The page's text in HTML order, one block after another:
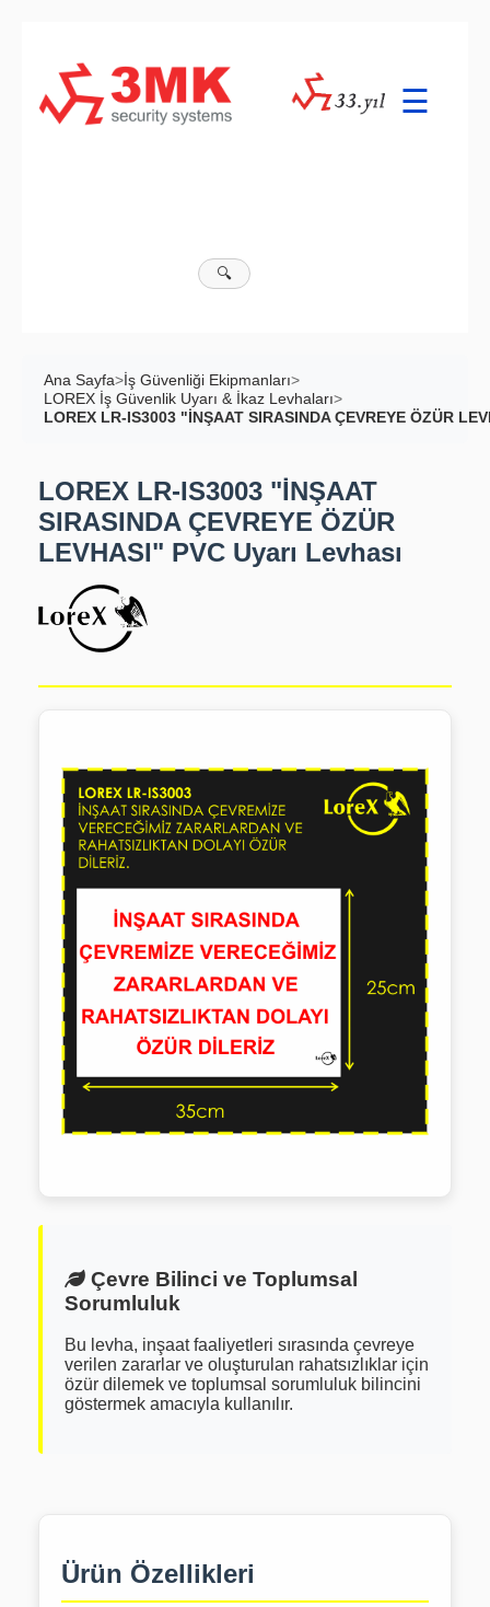
🔍
☰
Ana Sayfa>İş Güvenliği Ekipmanları>
LOREX İş Güvenlik Uyarı & İkaz Levhaları>
LOREX LR-IS3003 "İNŞAAT SIRASINDA ÇEVREYE ÖZÜR
LOREX LR-IS3003 "İNŞAAT
SIRASINDA ÇEVREYE ÖZÜR
LEVHASI" PVC Uyarı Levhası
Çevre Bilinci ve Toplumsal
Sorumluluk
Bu levha, inşaat faaliyetleri sırasında çevreye
verilen zararlar ve oluşturulan rahatsızlıklar için
özür dilemek ve toplumsal sorumluluk bilincini
göstermek amacıyla kullanılır.
Ürün Özellikleri